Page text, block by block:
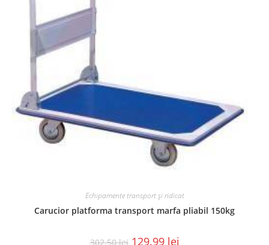
Echipamente transport și ridicat
Carucior platforma transport marfa pliabil 150kg
302.50lei 129.99 lei